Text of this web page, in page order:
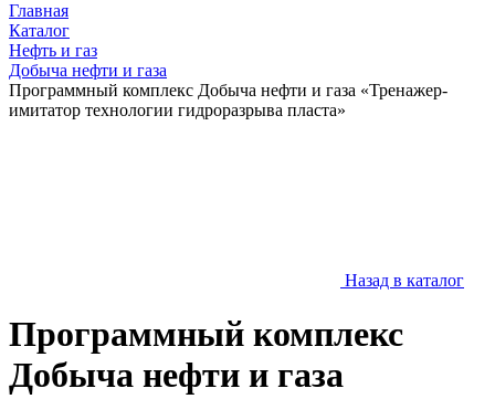
Главная
Каталог
Нефть и газ
Добыча нефти и газа
Программный комплекс Добыча нефти и газа «Тренажер-
имитатор технологии гидроразрыва пласта»
Назад в каталог
Программный комплекс
Добыча нефти и газа